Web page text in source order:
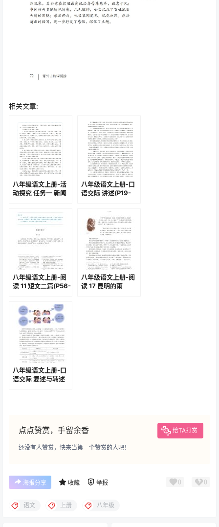
相关文章:
八年级语文上册-活
动探究 任务一 新闻
八年级语文上册-口
语交际 讲述(P19-
八年级语文上册-阅
读 11 短文二篇(P56-
八年级语文上册-阅
读 17 昆明的雨
八年级语文上册-口
语交际 复述与转述
点点赞赏，手留余香 给TA打赏
还没有人赞赏，快来当第一个赞赏的人吧！
海报分享 收藏 举报 0 0
语文 上册 八年级